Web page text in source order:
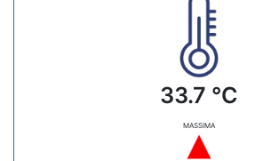
33.7 °C
MASSIMA